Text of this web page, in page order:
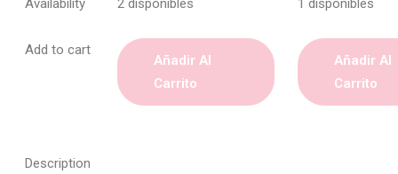
Availability 2 disponibles 1 disponibles
Add to cart
Añadir Al
Carrito
Añadir Al
Carrito
Description